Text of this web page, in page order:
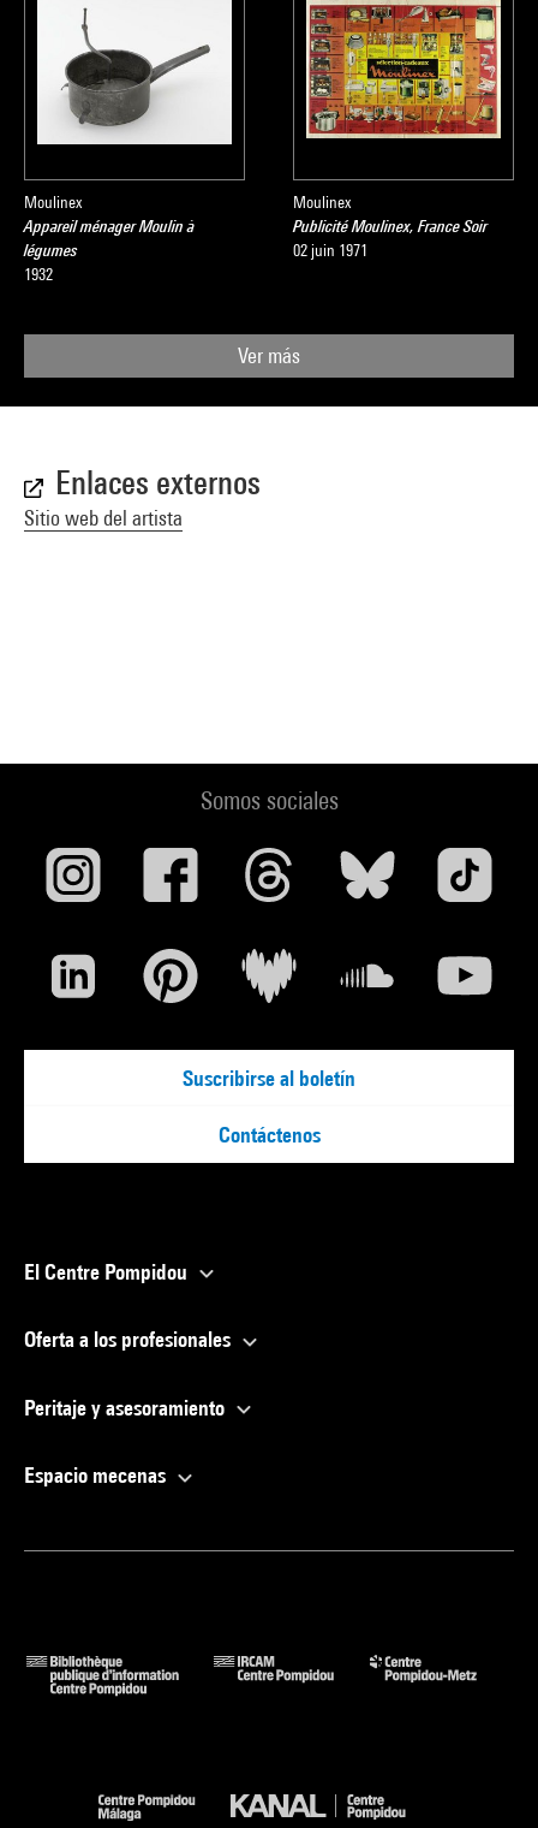
Moulinex
Appareil ménager Moulin à
légumes
1932
Moulinex
Publicité Moulinex, France Soir
02 juin 1971
Ver más
Enlaces externos
Sitio web del artista
Somos sociales
Suscribirse al boletín
Contáctenos
El Centre Pompidou
Oferta a los profesionales
Peritaje y asesoramiento
Espacio mecenas